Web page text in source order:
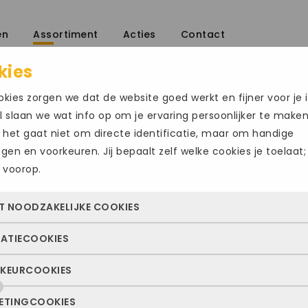
Assortiment Acties Contact
ADIDAS
€110.00
Maat
50 2/3
53 1/3
zorgen we dat de website goed werkt en fijner voor je
slaan we wat info op om je ervaring persoonlijker te
het gaat niet om directe identificatie, maar om handige
en voorkeuren. Jij bepaalt zelf welke cookies je toelaat;
NOODZAKELIJKE COOKIES
cookies zorgen ervoor dat de website überhaupt werkt. Ze
actief en kunnen niet worden uitgezet. Meestal worden
geplaatst als jij iets doet, zoals inloggen, een formulier
opslaan. Je kunt je browser zo instellen
cookies zien we hoe vaak onze site bezocht wordt, waar
vandaan komen en welke pagina’s populair zijn. Zo